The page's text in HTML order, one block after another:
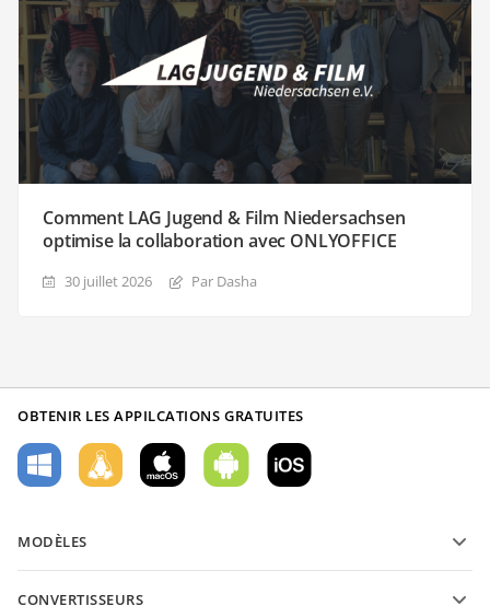
Comment LAG Jugend & Film Niedersachsen
optimise la collaboration avec ONLYOFFICE
30 juillet 2026 Par Dasha
OBTENIR LES APPILCATIONS GRATUITES
MODÈLES
CONVERTISSEURS